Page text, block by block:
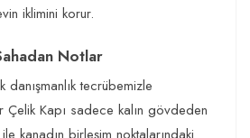
iklimini korur.
Notlar
danışmanlık tecrübemizle
Çelik Kapı sadece kalın gövdeden